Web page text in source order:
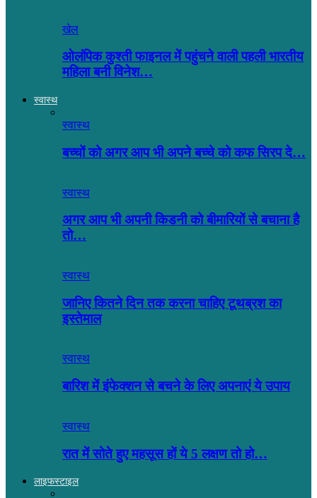
खेल
ओलंपिक कुश्ती फाइनल में पहुंचने वाली पहली भारतीय
महिला बनी विनेश…
स्वास्थ
स्वास्थ
बच्चों को अगर आप भी अपने बच्चे को कफ सिरप दे…
स्वास्थ
अगर आप भी अपनी किडनी को बीमारियों से बचाना है
तो…
स्वास्थ
जानिए कितने दिन तक करना चाहिए टूथब्रश का
इस्तेमाल
स्वास्थ
बारिश में इंफेक्शन से बचने के लिए अपनाएं ये उपाय
स्वास्थ
रात में सोते हुए महसूस हों ये 5 लक्षण तो हो…
लाइफस्टाइल